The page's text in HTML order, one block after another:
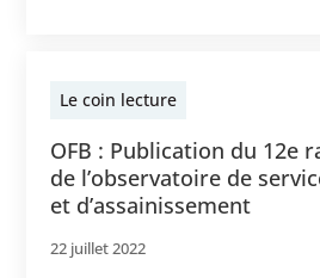
Le coin lecture
OFB : Publication du 12e
de l’observatoire de
et d’assainissement
22 juillet 2022